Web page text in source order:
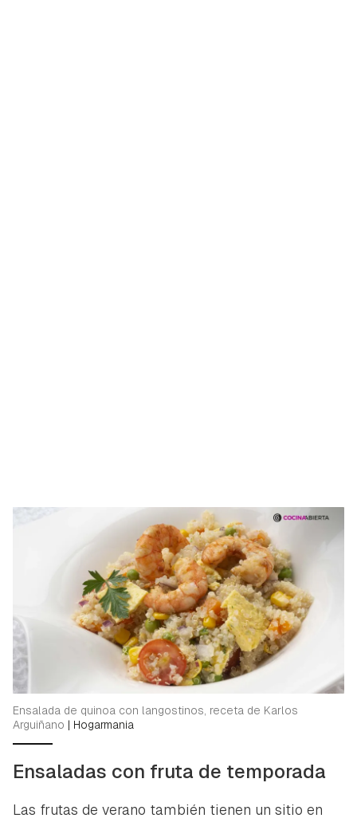
Ensalada de quinoa con langostinos, receta de Karlos
Arguiñano | Hogarmania
Ensaladas con fruta de temporada
Las frutas de verano también tienen un sitio en